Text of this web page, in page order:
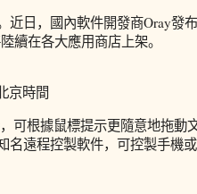
近日，國內軟件開發商Oray發布
續在各大應用商店上架。
京時間
可根據鼠標提示更隨意地拖動
名遠程控製軟件，可控製手機或